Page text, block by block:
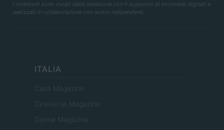
I contenuti sono curati dalla redazione con il supporto di strumenti digitali e
realizzati in collaborazione con autori indipendenti.
ITALIA
Casa Magazine
Cineverse Magazine
Donne Magazine